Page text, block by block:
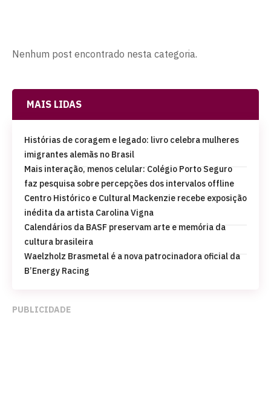
Nenhum post encontrado nesta categoria.
MAIS LIDAS
Histórias de coragem e legado: livro celebra mulheres
imigrantes alemãs no Brasil
Mais interação, menos celular: Colégio Porto Seguro
faz pesquisa sobre percepções dos intervalos offline
Centro Histórico e Cultural Mackenzie recebe exposição
inédita da artista Carolina Vigna
Calendários da BASF preservam arte e memória da
cultura brasileira
Waelzholz Brasmetal é a nova patrocinadora oficial da
B’Energy Racing
PUBLICIDADE